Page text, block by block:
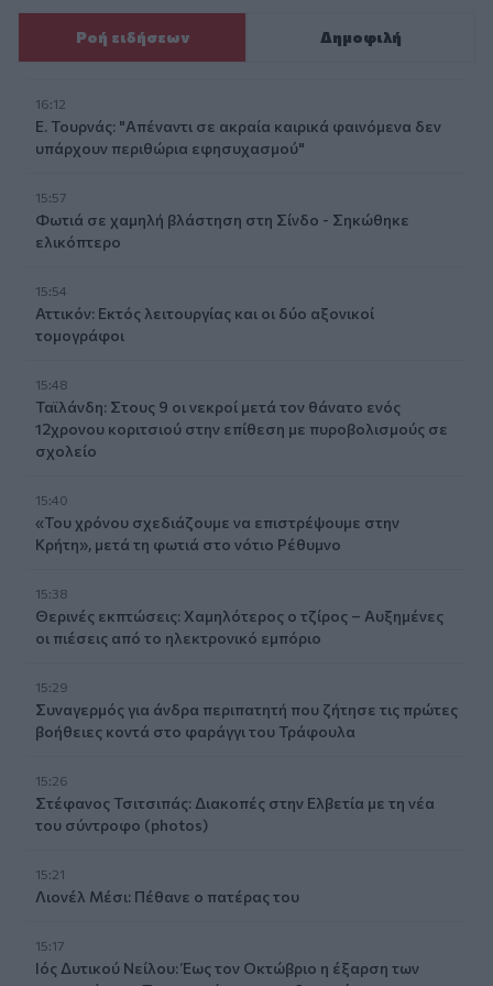
Ροή ειδήσεων Δημοφιλή
16:12
Ε. Τουρνάς: "Απέναντι σε ακραία καιρικά φαινόμενα δεν
υπάρχουν περιθώρια εφησυχασμού"
15:57
Φωτιά σε χαμηλή βλάστηση στη Σίνδο - Σηκώθηκε
ελικόπτερο
15:54
Αττικόν: Εκτός λειτουργίας και οι δύο αξονικοί
τομογράφοι
15:48
Ταϊλάνδη: Στους 9 οι νεκροί μετά τον θάνατο ενός
12χρονου κοριτσιού στην επίθεση με πυροβολισμούς σε
σχολείο
15:40
«Του χρόνου σχεδιάζουμε να επιστρέψουμε στην
Κρήτη», μετά τη φωτιά στο νότιο Ρέθυμνο
15:38
Θερινές εκπτώσεις: Χαμηλότερος ο τζίρος – Αυξημένες
οι πιέσεις από το ηλεκτρονικό εμπόριο
15:29
Συναγερμός για άνδρα περιπατητή που ζήτησε τις πρώτες
βοήθειες κοντά στο φαράγγι του Τράφουλα
15:26
Στέφανος Τσιτσιπάς: Διακοπές στην Ελβετία με τη νέα
του σύντροφο (photos)
15:21
Λιονέλ Μέσι: Πέθανε ο πατέρας του
15:17
Ιός Δυτικού Νείλου: Έως τον Οκτώβριο η έξαρση των